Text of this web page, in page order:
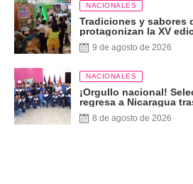
NACIONALES
Tradiciones y sabores
protagonizan la XV
Internacional de las
9 de agosto de 2026
NACIONALES
¡Orgullo nacional!
regresa a Nicaragua
de plata
8 de agosto de 2026